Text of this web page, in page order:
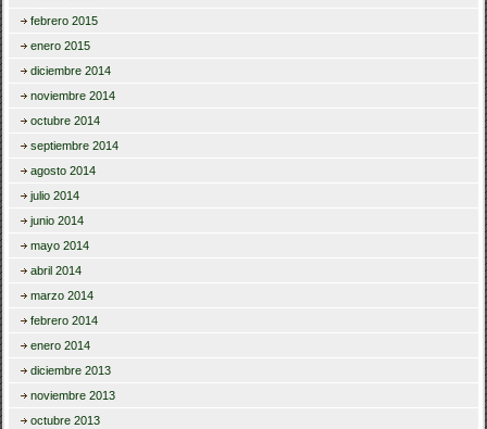
febrero 2015
enero 2015
diciembre 2014
noviembre 2014
octubre 2014
septiembre 2014
agosto 2014
julio 2014
junio 2014
mayo 2014
abril 2014
marzo 2014
febrero 2014
enero 2014
diciembre 2013
noviembre 2013
octubre 2013